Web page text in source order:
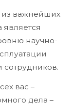
из важнейших
является
научно-
сотрудников.
вас –
дела –